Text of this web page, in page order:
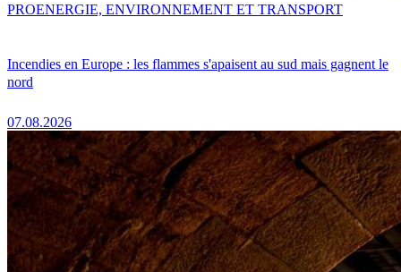
Incendies en Europe : les flammes s'apaisent au sud mais gagnent le
nord
07.08.2026
PROENERGIE, ENVIRONNEMENT ET TRANSPORT